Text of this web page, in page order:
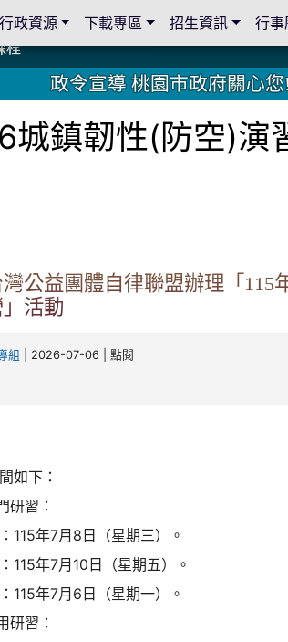
程
程長會與桃園女子美容商業童也工會義剪活動
長會與桃園女子美容商業童也工會義剪活動
程
程會與本校師生歲末感恩活動
會與本校師生歲末感恩活動
會贈送本校學生耶誕禮物
會贈送本校學生耶誕禮物
子會獅兄、師姐同樂
子會獅兄、師姐同樂
係
係
政令宣導 桃園市政府關心您
城鎮韌性(防空)
公益團體自律聯盟辦理「115
活動
組 | 2026-07-06 | 點閱
如下：
研習：
115年7月8日（星期三）。
115年7月10日（星期五）。
115年7月6日（星期一）。
研習：
行政資源 下載專區 招生資訊 行事